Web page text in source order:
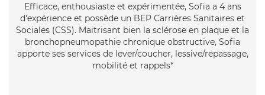
Efficace, enthousiaste et expérimentée, Sofia a 4 ans
d'expérience et possède un BEP Carrières Sanitaires et
Sociales (CSS). Maitrisant bien la sclérose en plaque et la
bronchopneumopathie chronique obstructive, Sofia
apporte ses services de lever/coucher, lessive/repassage,
mobilité et rappels*